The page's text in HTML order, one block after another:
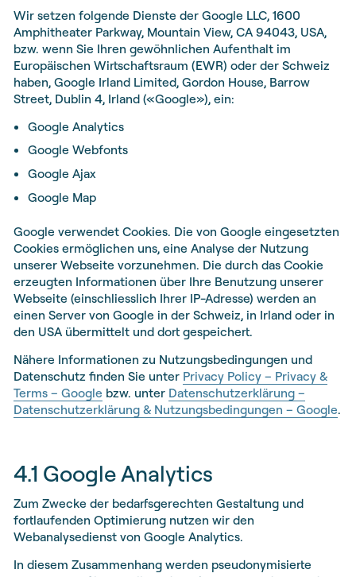
Wir setzen folgende Dienste der Google LLC, 1600
Amphitheater Parkway, Mountain View, CA 94043, USA,
bzw. wenn Sie Ihren gewöhnlichen Aufenthalt im
Europäischen Wirtschaftsraum (EWR) oder der Schweiz
haben, Google Irland Limited, Gordon House, Barrow
Street, Dublin 4, Irland («Google»), ein:
Google Analytics
Google Webfonts
Google Ajax
Google Map
Google verwendet Cookies. Die von Google eingesetzten
Cookies ermöglichen uns, eine Analyse der Nutzung
unserer Webseite vorzunehmen. Die durch das Cookie
erzeugten Informationen über Ihre Benutzung unserer
Webseite (einschliesslich Ihrer IP-Adresse) werden an
einen Server von Google in der Schweiz, in Irland oder in
den USA übermittelt und dort gespeichert.
Nähere Informationen zu Nutzungsbedingungen und
Datenschutz finden Sie unter Privacy Policy – Privacy &
Terms – Google bzw. unter Datenschutzerklärung –
Datenschutzerklärung & Nutzungsbedingungen – Google.
4.1 Google Analytics
Zum Zwecke der bedarfsgerechten Gestaltung und
fortlaufenden Optimierung nutzen wir den
Webanalysedienst von Google Analytics.
In diesem Zusammenhang werden pseudonymisierte